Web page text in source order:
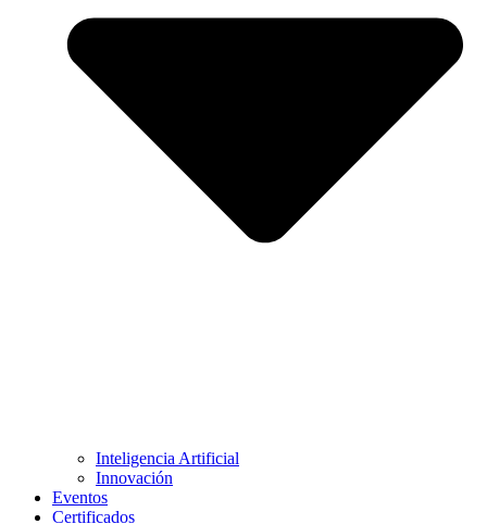
Inteligencia Artificial
Innovación
Eventos
Certificados